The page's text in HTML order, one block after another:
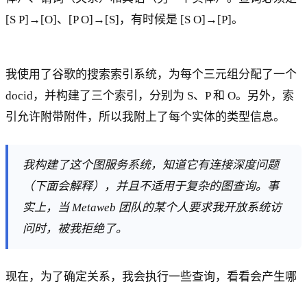
[S P]→[O]、[P O]→[S]，有时候是 [S O]→[P]。
我使用了谷歌的搜索索引系统，为每个三元组分配了一个
docid，并构建了三个索引，分别为 S、P 和 O。另外，索
引允许附带附件，所以我附上了每个实体的类型信息。
我构建了这个图服务系统，知道它有连接深度问题
（下面会解释），并且不适用于复杂的图查询。事
实上，当 Metaweb 团队的某个人要求我开放系统访
问时，被我拒绝了。
现在，为了确定关系，我会执行一些查询，看看会产生哪